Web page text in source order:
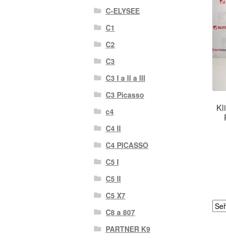
C-ELYSEE
C1
C2
C3
C3 I a II a III
C3 Picasso
c4
C4 II
C4 PICASSO
C5 I
C5 II
C5 X7
C8 a 807
PARTNER K9